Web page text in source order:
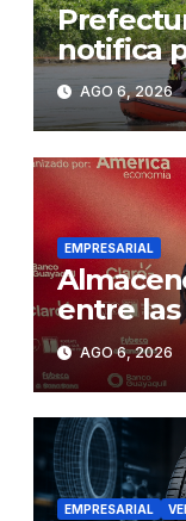
notifica
en
Gonzalo
Daule
AGO 6, 2026
EMPRESARIAL
entre las
AGO 6, 2026
EMPRESARIAL